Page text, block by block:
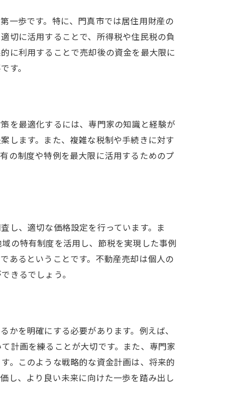
一歩です。特に、門真市では居住用財産の
切に活用することで、所得税や住民税の負
に利用することで売却後の資金を最大限に
す。
を最適化するには、専門家の知識と経験が
します。また、複雑な税制や手続きに対す
の制度や特例を最大限に活用するためのプ
し、適切な価格設定を行っています。ま
の特有制度を活用し、節税を実現した事例
あるということです。不動産売却は個人の
きるでしょう。
を明確にする必要があります。例えば、
計画を練ることが大切です。また、専門家
。このような戦略的な資金計画は、将来的
し、より良い未来に向けた一歩を踏み出し